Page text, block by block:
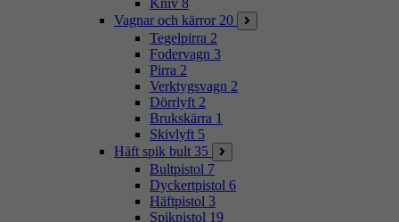
Kniv 8
Vagnar och kärror 20
Tegelpirra 2
Fodervagn 3
Pirra 2
Verktygsvagn 2
Dörrlyft 2
Brukskärra 1
Skivlyft 5
Häft spik bult 35
Bultpistol 7
Dyckertpistol 6
Häftpistol 3
Spikpistol 19